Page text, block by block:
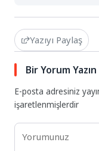
Yazıyı Paylaş
Bir Yorum Yazın
E-posta adresiniz
işaretlenmişlerdir